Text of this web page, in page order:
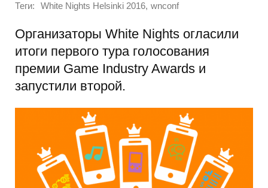
Теги: White Nights Helsinki 2016, wnconf
Организаторы White Nights огласили
итоги первого тура голосования
премии Game Industry Awards и
запустили второй.